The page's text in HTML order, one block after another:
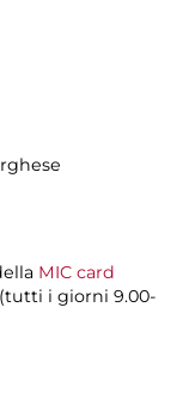
MIC card
i giorni 9.00-